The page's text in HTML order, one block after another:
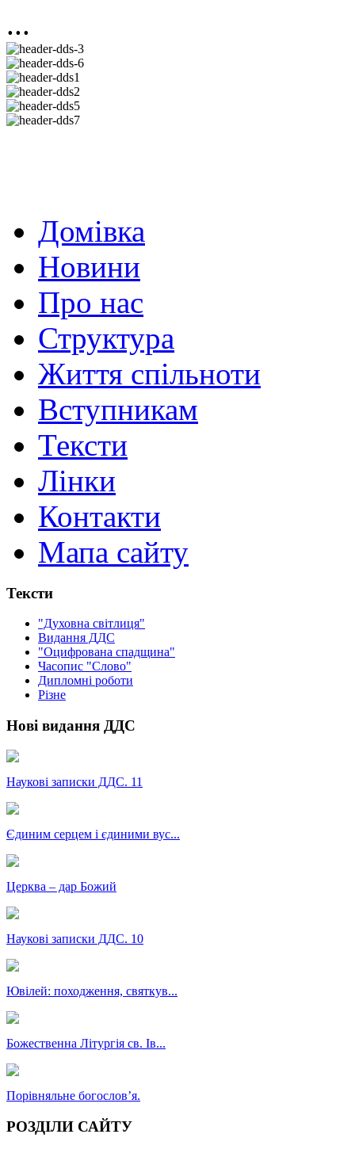
...
Домівка
Новини
Про нас
Структура
Життя спільноти
Вступникам
Тексти
Лінки
Контакти
Мапа сайту
Тексти
"Духовна світлиця"
Видання ДДС
"Оцифрована спадщина"
Часопис "Слово"
Дипломні роботи
Різне
Нові видання ДДС
Наукові записки ДДС. 11
Єдиним серцем і єдиними вус...
Церква – дар Божий
Наукові записки ДДС. 10
Ювілей: походження, святкув...
Божественна Літургія св. Ів...
Порівняльне богословʼя.
РОЗДІЛИ САЙТУ